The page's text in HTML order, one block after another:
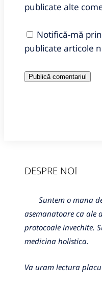
publicate alte
Notifică-mă
publicate articole
DESPRE NOI
Suntem o mana
asemanatoare ca ale
protocoale invechite.
medicina holistica.
Va uram lectura